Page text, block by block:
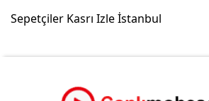
Sepetçiler Kasrı Izle İstanbul